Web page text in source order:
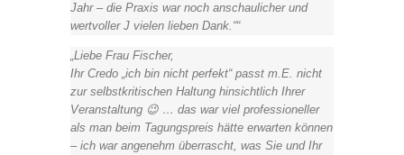
Jahr – die Praxis war noch anschaulicher und
wertvoller J vielen lieben Dank.“
Liebe Frau Fischer,
Ihr Credo „ich bin nicht perfekt“ passt m.E. nicht
zur selbstkritischen Haltung hinsichtlich Ihrer
Veranstaltung 😉 … das war viel professioneller
als man beim Tagungspreis hätte erwarten können
– ich war angenehm überrascht, was Sie und Ihr